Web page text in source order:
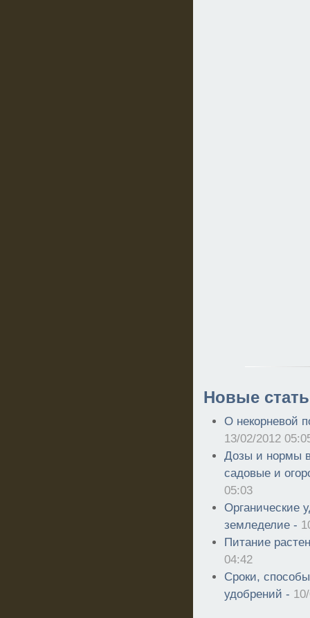
Новые
О некорневой
13/02/2012
Дозы и нормы
садовые и
05:03
Органические
земледелие -
Питание
04:42
Сроки,
удобрений -